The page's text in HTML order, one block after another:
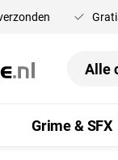
Grime & SFX